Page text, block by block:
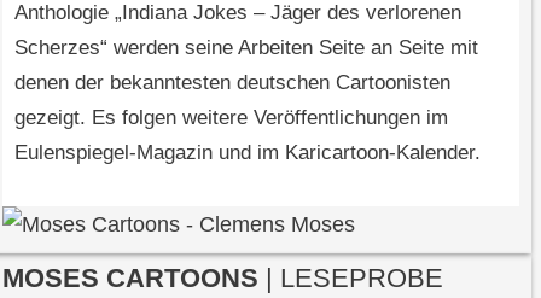
Anthologie „Indiana Jokes – Jäger des verlorenen
Scherzes“ werden seine Arbeiten Seite an Seite mit
denen der bekanntesten deutschen Cartoonisten
gezeigt. Es folgen weitere Veröffentlichungen im
Eulenspiegel-Magazin und im Karicartoon-Kalender.
MOSES CARTOONS | LESEPROBE